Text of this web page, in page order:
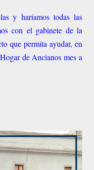
y haríamos todas las
con el gabinete de la
que permita ayudar, en
de Ancianos mes a